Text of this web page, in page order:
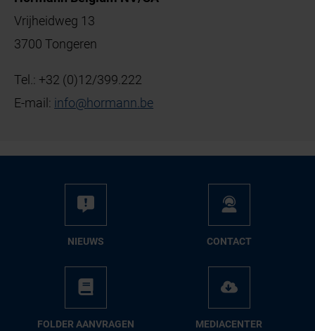
Vrijheidweg 13
3700 Tongeren
Tel.: +32 (0)12/399.222
E-mail: info@hormann be
NIEUWS CON­TACT
FOL­DER AAN­VRA­GEN ME­DIA­CEN­TER